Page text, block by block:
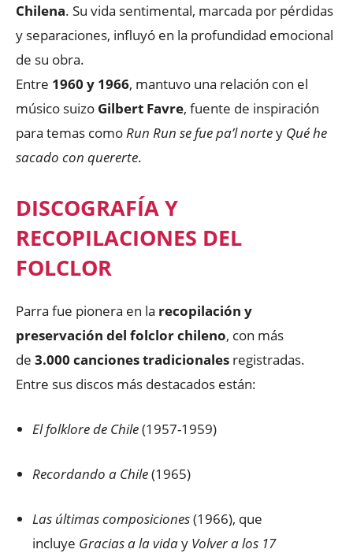
Chilena. Su vida sentimental, marcada por pérdidas
y separaciones, influyó en la profundidad emocional
de su obra.
Entre 1960 y 1966, mantuvo una relación con el
músico suizo Gilbert Favre, fuente de inspiración
para temas comoRun Run se fue pa’l nortey Qué he
sacado con quererte.
DISCOGRAFÍA Y
RECOPILACIONES DEL
FOLCLOR
Parra fue pionera en la recopilación y
preservación del folclor chileno, con más
de 3.000 canciones tradicionales registradas.
Entre sus discos más destacados están:
El folklore de Chile(1957-1959)
Recordando a Chile(1965)
Las últimas composiciones(1966), que
incluye Gracias a la viday Volver a los 17